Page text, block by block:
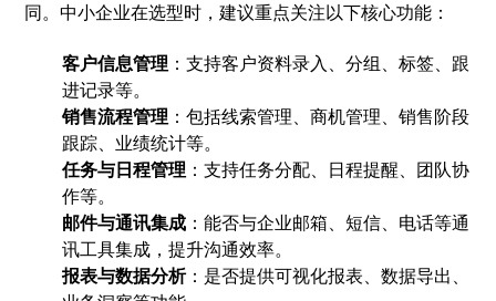
同。中小企业在选型时，建议重点关注以下核心功能：
客户信息管理 ：支持客户资料录入、分组、标签、跟
进记录等。
销售流程管理 ：包括线索管理、商机管理、销售阶段
跟踪、业绩统计等。
任务与日程管理 ：支持任务分配、日程提醒、团队协
作等。
邮件与通讯集成 ：能否与企业邮箱、短信、电话等通
讯工具集成，提升沟通效率。
报表与数据分析：是否提供可视化报表、数据导出、